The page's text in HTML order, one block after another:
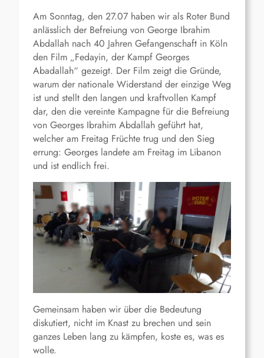
Am Sonntag, den 27.07 haben wir als Roter Bund
anlässlich der Befreiung von George Ibrahim
Abdallah nach 40 Jahren Gefangenschaft in Köln
den Film „Fedayin, der Kampf Georges
Abadallah“ gezeigt. Der Film zeigt die Gründe,
warum der nationale Widerstand der einzige Weg
ist und stellt den langen und kraftvollen Kampf
dar, den die vereinte Kampagne für die Befreiung
von Georges Ibrahim Abdallah geführt hat,
welcher am Freitag Früchte trug und den Sieg
errung: Georges landete am Freitag im Libanon
und ist endlich frei.
Gemeinsam haben wir über die Bedeutung
diskutiert, nicht im Knast zu brechen und sein
ganzes Leben lang zu kämpfen, koste es, was es
wolle.